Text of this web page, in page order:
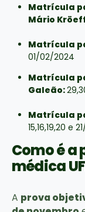
Matrícula
Mário
Matrícula
01/02/2024
Matrícula
Galeão:
Matrícula
15,16,19,20 e
Como é a
médica
A prova